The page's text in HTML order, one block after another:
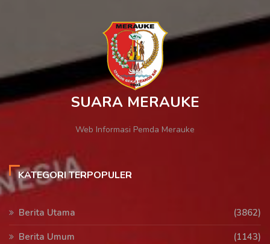
SUARA MERAUKE
Web Informasi Pemda Merauke
KATEGORI TERPOPULER
Berita Utama
(3862)
Berita Umum
(1143)